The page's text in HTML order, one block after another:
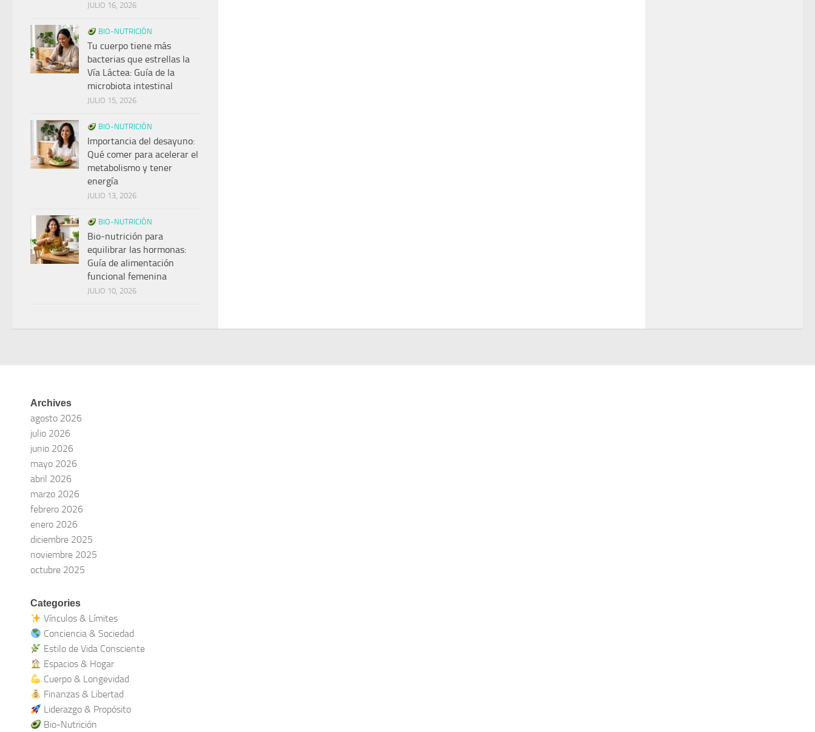
JULIO 16, 2026
BIO-NUTRICIÓN
Tu cuerpo tiene más
bacterias que estrellas la
Vía Láctea: Guía de la
microbiota intestinal
JULIO 15, 2026
BIO-NUTRICIÓN
Importancia del desayuno:
Qué comer para acelerar el
metabolismo y tener
energía
JULIO 13, 2026
BIO-NUTRICIÓN
Bio-nutrición para
equilibrar las hormonas:
Guía de alimentación
funcional femenina
JULIO 10, 2026
Archives
agosto 2026
julio 2026
junio 2026
mayo 2026
abril 2026
marzo 2026
febrero 2026
enero 2026
diciembre 2025
noviembre 2025
octubre 2025
Categories
Vínculos & Límites
Conciencia & Sociedad
Estilo de Vida Consciente
Espacios & Hogar
Cuerpo & Longevidad
Finanzas & Libertad
Liderazgo & Propósito
Bio-Nutrición